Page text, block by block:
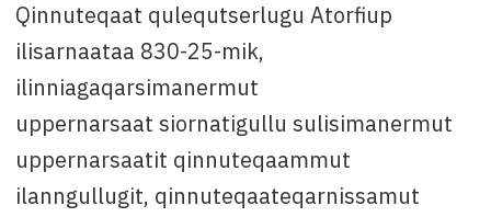
Qinnuteqaat qulequtserlugu Atorfiup
ilisarnaataa 830-25-mik,
ilinniagaqarsimanermut
uppernarsaat siornatigullu sulisimanermut
uppernarsaatit qinnuteqaammut
ilanngullugit, qinnuteqaateqarnissamut